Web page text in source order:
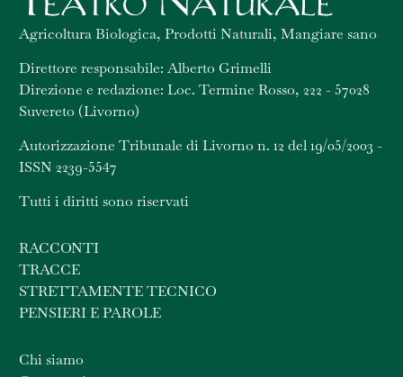
Agricoltura Biologica, Prodotti Naturali, Mangiare sano
Direttore responsabile: Alberto Grimelli
Direzione e redazione: Loc. Termine Rosso, 222 - 57028
Suvereto (Livorno)
Autorizzazione Tribunale di Livorno n. 12 del 19/05/2003 -
ISSN 2239-5547
Tutti i diritti sono riservati
RACCONTI
TRACCE
STRETTAMENTE TECNICO
PENSIERI E PAROLE
Chi siamo